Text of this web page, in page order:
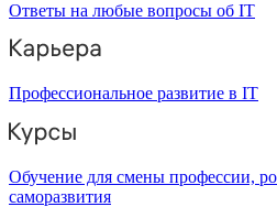
Ответы на любые вопросы об IT
Профессиональное развитие в IT
Обучение для смены профессии,
саморазвития